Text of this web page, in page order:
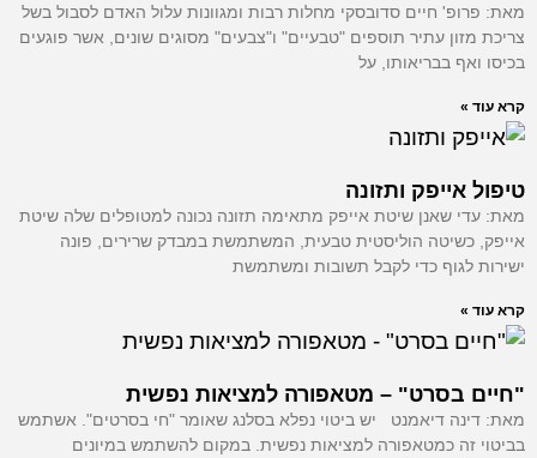
חיים סדובסקי מחלות רבות ומגוונות עלול האדם לסבול בשל
עתיר תוספים "טבעיים" ו"צבעים" מסוגים שונים, אשר פוגעים
בבריאותו, על
ותזונה
שאנן שיטת אייפק מתאימה תזונה נכונה למטופלים שלה שיטת
הוליסטית טבעית, המשתמשת במבדק שרירים, פונה
כדי לקבל תשובות ומשתמשת
בסרט" – מטאפורה למציאות נפשית
דיאמנט יש ביטוי נפלא בסלנג שאומר "חי בסרטים". אשתמש
כמטאפורה למציאות נפשית. במקום להשתמש במיונים